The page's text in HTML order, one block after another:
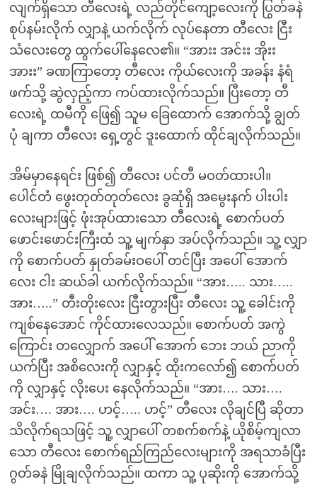
လျက်ရှိသော တီလေးရဲ့ လည်တိုင်ကျော့လေးကို ပြွတ်ခနဲ
စုပ်နမ်းလိုက် လျှာနဲ့ ယက်လိုက် လုပ်နေတာ တီလေး ငြီး
သံလေးတွေ ထွက်ပေါ်နေလေ၏။ “အားး အင်းး အိုးး
အားး” ခဏကြာတော့ တီလေး ကိုယ်လေးကို အခန်း နံရံ
ဖက်သို့ ဆွဲလှည့်ကာ ကပ်ထားလိုက်သည်။ ပြီးတော့ တီ
လေးရဲ့ ထမီကို ဖြေ၍ သူမ ခြေထောက် အောက်သို့ ချွတ်
ပုံ ချကာ တီလေး ရှေ့တွင် ဒူးထောက် ထိုင်ချလိုက်သည်။
အိမ်မှာနေရင်း ဖြစ်၍ တီလေး ပင်တီ မဝတ်ထားပါ။
ပေါင်တံ ဖွေးတုတ်တုတ်လေး ခွဆုံရှိ အမွေးနက် ပါးပါး
လေးများဖြင့် ဖုံးအုပ်ထားသော တီလေးရဲ့ စောက်ပတ်
ဖောင်းဖောင်းကြီးထံ သူ့ မျက်နှာ အပ်လိုက်သည်။ သူ့ လျှာ
ကို စောက်ပတ် နှုတ်ခမ်းဝပေါ် တင်ပြီး အပေါ် အောက်
လေး ငါး ဆယ်ခါ ယက်လိုက်သည်။ “အား….. သား…..
အား…..” တီးတိုးလေး ငြီးတွားပြီး တီလေး သူ့ ခေါင်းကို
ကျစ်နေအောင် ကိုင်ထားလေသည်။ စောက်ပတ် အကွဲ
ကြောင်း တလျှောက် အပေါ် အောက် ဘေး ဘယ် ညာကို
ယက်ပြီး အစိလေးကို လျှာနှင့် ထိုးကလော်၍ စောက်ပတ်
ကို လျှာနှင့် လိုးပေး နေလိုက်သည်။ “အား…. သား….
အင်း…. အား…. ဟင့်….. ဟင့်” တီလေး လိုချင်ပြီ ဆိုတာ
သိလိုက်ရသဖြင့် သူ့ လျှာပေါ် တစက်စက်နဲ့ ယိုစိမ့်ကျလာ
သော တီလေး စောက်ရည်ကြည်လေးများကို အရသာခံပြီး
ဂွတ်ခနဲ မြိုချလိုက်သည်။ ထကာ သူ့ ပုဆိုးကို အောက်သို့